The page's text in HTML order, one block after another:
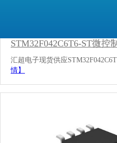
STM32F042C6T6-ST微控
汇超电子现货供应
情】